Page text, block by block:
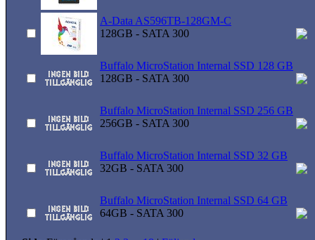
A-Data AS596TB-128GM-C
128GB - SATA 300
Buffalo MicroStation Internal SSD 128 GB
128GB - SATA 300
Buffalo MicroStation Internal SSD 256 GB
256GB - SATA 300
Buffalo MicroStation Internal SSD 32 GB
32GB - SATA 300
Buffalo MicroStation Internal SSD 64 GB
64GB - SATA 300